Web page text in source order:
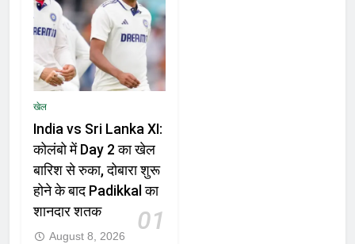
खेल
India vs Sri Lanka XI:
कोलंबो में Day 2 का खेल
बारिश से रुका, दोबारा शुरू
होने के बाद Padikkal का
शानदार शतक
01
August 8, 2026